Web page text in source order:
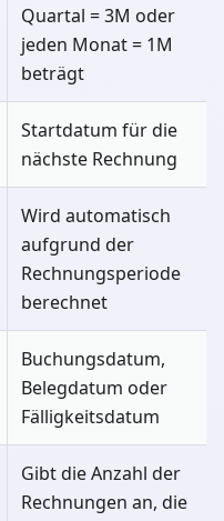
Quartal = 3M oder
jeden Monat = 1M
beträgt
Startdatum für die
nächste Rechnung
Wird automatisch
aufgrund der
Rechnungsperiode
berechnet
Buchungsdatum,
Belegdatum oder
Fälligkeitsdatum
Gibt die Anzahl der
Rechnungen an, die